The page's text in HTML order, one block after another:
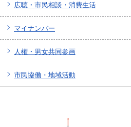
広聴・市民相談・消費生活
マイナンバー
人権・男女共同参画
市民協働・地域活動